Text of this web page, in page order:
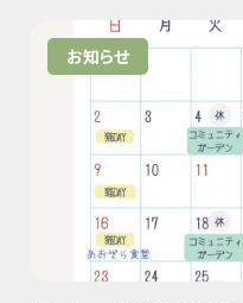
お知らせ